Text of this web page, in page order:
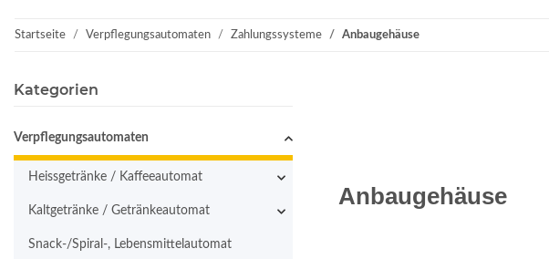
Startseite Verpflegungsautomaten Zahlungssysteme Anbaugehäuse
Anbaugehäuse
Kategorien
Verpflegungsautomaten
Heissgetränke / Kaffeeautomat
Kaltgetränke / Getränkeautomat
Snack-/Spiral-, Lebensmittelautomat